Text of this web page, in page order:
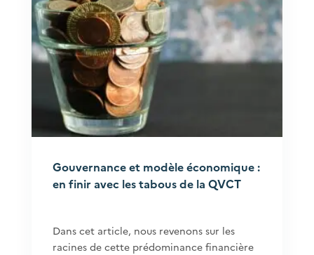
Gouvernance et modèle économique :
en finir avec les tabous de la QVCT
Dans cet article, nous revenons sur les
racines de cette prédominance financière